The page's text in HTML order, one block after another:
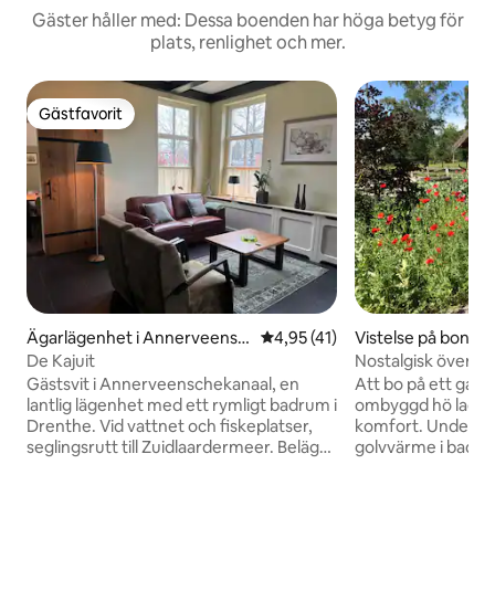
Gäster håller med: Dessa boenden har höga betyg för
plats, renlighet och mer.
Gästfavorit
Gästfavorit
Ägarlägenhet i Annerveensc
hekanaal
4,95 av 5 i genomsnittligt
4,95 (41)
De Kajuit
Gästsvit i Annerveenschekanaal, en
lantlig lägenhet med ett rymligt badrum i
Drenthe. Vid vattnet och fiskeplatser,
seglingsrutt till Zuidlaardermeer. Beläget
Vistelse på
veenschekanaal
Nostalgisk
Att bo på ett
ombyggd hö ladugård, med
komfort. Underbart uppvärmd och
golvvärme i